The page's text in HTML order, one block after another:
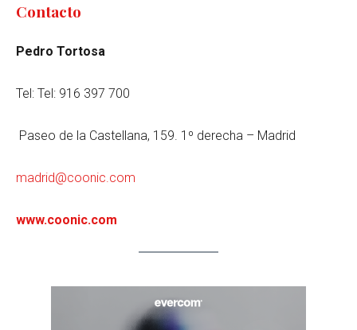
Contacto
Pedro Tortosa
Tel: Tel: 916 397 700
Paseo de la Castellana, 159. 1º derecha – Madrid
madrid@coonic.com
www.coonic.com